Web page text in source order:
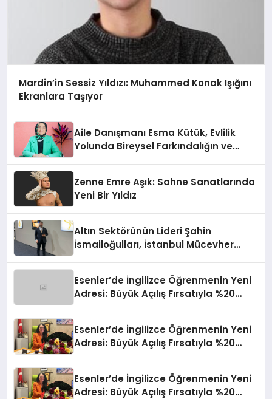
Mardin’in Sessiz Yıldızı: Muhammed Konak Işığını
Ekranlara Taşıyor
Aile Danışmanı Esma Kütük, Evlilik
Yolunda Bireysel Farkındalığın ve
Zenne Emre Aşık: Sahne Sanatlarında
Yeni Bir Yıldız
Altın Sektörünün Lideri Şahin
İsmailoğulları, İstanbul Mücevher
Esenler’de İngilizce Öğrenmenin Yeni
Adresi: Büyük Açılış Fırsatıyla %20
Esenler’de İngilizce Öğrenmenin Yeni
Adresi: Büyük Açılış Fırsatıyla %20
Esenler’de İngilizce Öğrenmenin Yeni
Adresi: Büyük Açılış Fırsatıyla %20